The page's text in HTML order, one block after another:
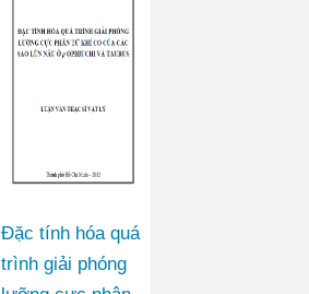
Đặc tính hóa quá
trình giải phóng